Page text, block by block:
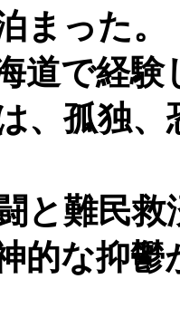
まった。
道で経
、孤独
と難民
的な抑